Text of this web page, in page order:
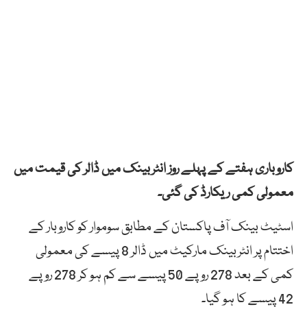
کاروباری ہفتے کے پہلے روز انٹربینک میں ڈالر کی قیمت میں
معمولی کمی ریکارڈ کی گئی۔
اسٹیٹ بینک آف پاکستان کے مطابق سوموار کو کاروبار کے
اختتام پر انٹربینک مارکیٹ میں ڈالر 8 پیسے کی معمولی
کمی کے بعد 278 روپے 50 پیسے سے کم ہو کر 278 روپے
42 پیسے کا ہو گیا۔